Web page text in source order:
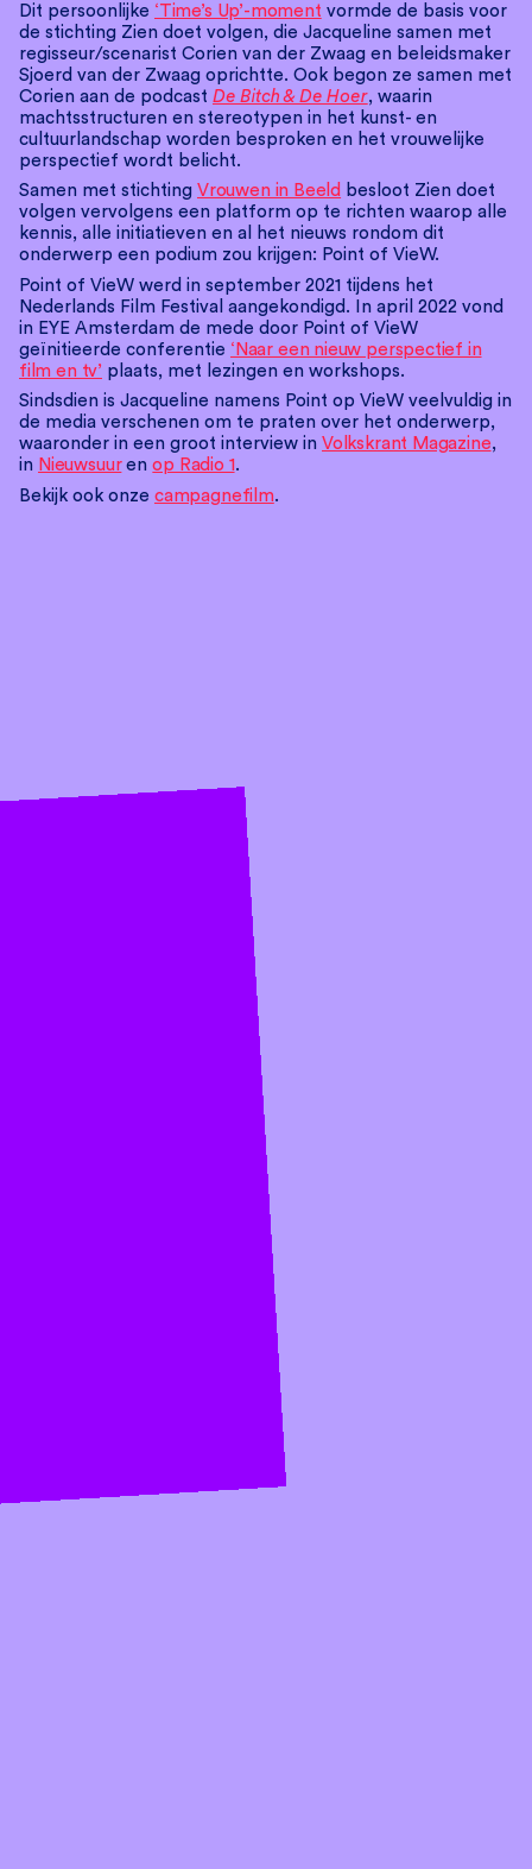
Dit persoonlijke ‘Time’s Up’-moment vormde de basis voor
de stichting Zien doet volgen, die Jacqueline samen met
regisseur/scenarist Corien van der Zwaag en beleidsmaker
Sjoerd van der Zwaag oprichtte. Ook begon ze samen met
Corien aan de podcast De Bitch & De Hoer, waarin
machtsstructuren en stereotypen in het kunst- en
cultuurlandschap worden besproken en het vrouwelijke
perspectief wordt belicht.
Samen met stichting Vrouwen in Beeld besloot Zien doet
volgen vervolgens een platform op te richten waarop alle
kennis, alle initiatieven en al het nieuws rondom dit
onderwerp een podium zou krijgen: Point of VieW.
Point of VieW werd in september 2021 tijdens het
Nederlands Film Festival aangekondigd. In april 2022 vond
in EYE Amsterdam de mede door Point of VieW
geïnitieerde conferentie ‘Naar een nieuw perspectief in
film en tv’ plaats, met lezingen en workshops.
Sindsdien is Jacqueline namens Point op VieW veelvuldig in
de media verschenen om te praten over het onderwerp,
waaronder in een groot interview in Volkskrant Magazine,
in Nieuwsuurenop Radio 1 .
Bekijk ook onze campagnefilm.